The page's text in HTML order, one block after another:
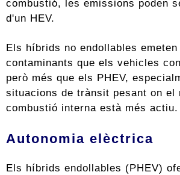
combustió, les emissions poden
d'un HEV.
Els híbrids no endollables
contaminants que els vehicles
però més que els PHEV,
situacions de trànsit pesant on el
combustió interna està més actiu.
Autonomia elèctrica
Els híbrids endollables (PHEV)